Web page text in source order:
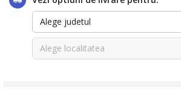
Alege judetul
Alege localitatea